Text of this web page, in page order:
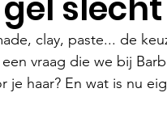
clay, paste... de
vraag die we bij
je haar? En wat is nu